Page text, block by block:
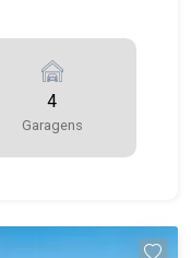
4
Garagens